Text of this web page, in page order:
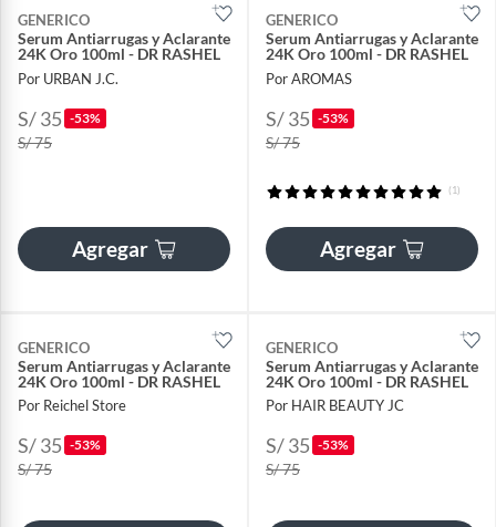
GENERICO
Serum Antiarrugas y Aclarante
24K Oro 100ml - DR RASHEL
Por URBAN J.C.
S/ 35 -53%
S/ 75
Agregar
GENERICO
Serum Antiarrugas y Aclarante
24K Oro 100ml - DR RASHEL
Por AROMAS
S/ 35 -53%
S/ 75
(1)
Agregar
GENERICO
Serum Antiarrugas y Aclarante
24K Oro 100ml - DR RASHEL
Por Reichel Store
S/ 35 -53%
S/ 75
GENERICO
Serum Antiarrugas y Aclarante
24K Oro 100ml - DR RASHEL
Por HAIR BEAUTY JC
S/ 35 -53%
S/ 75